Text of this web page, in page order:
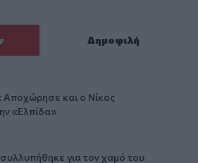
Δημοφιλή
Αποχώρησε και ο Νίκος
«Ελπίδα»
για τον χαμό του